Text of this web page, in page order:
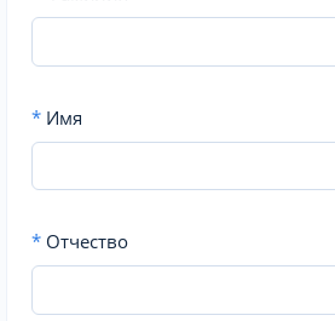
* Имя
* Отчество